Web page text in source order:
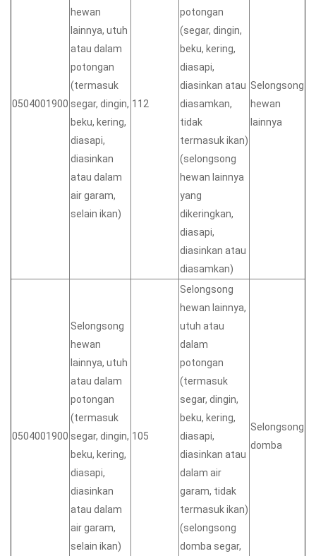
0504001900
hewan
lainnya, utuh
atau dalam
potongan
(termasuk
segar, dingin,
beku, kering,
diasapi,
diasinkan
atau dalam
air garam,
selain ikan)
112
potongan
(segar, dingin,
beku, kering,
diasapi,
diasinkan atau
diasamkan,
tidak
termasuk ikan)
(selongsong
hewan lainnya
yang
dikeringkan,
diasapi,
diasinkan atau
diasamkan)
Selongsong
hewan
lainnya
0504001900
Selongsong
hewan
lainnya, utuh
atau dalam
potongan
(termasuk
segar, dingin,
beku, kering,
diasapi,
diasinkan
atau dalam
air garam,
selain ikan)
105
Selongsong
hewan lainnya,
utuh atau
dalam
potongan
(termasuk
segar, dingin,
beku, kering,
diasapi,
diasinkan atau
dalam air
garam, tidak
termasuk ikan)
(selongsong
domba segar,
Selongsong
domba